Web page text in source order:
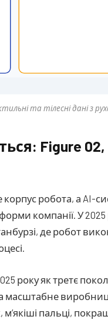
та тілесні дані з
Figure 02,
робота, а AI-
компанії. У
де робот
року як третє
масштабне
пальці,